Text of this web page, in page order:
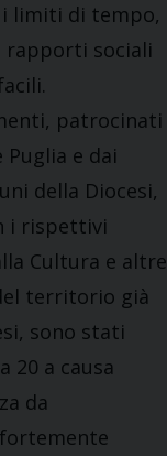
limiti di tempo,
rapporti sociali
patrocinati
Puglia e dai
della Diocesi,
i rispettivi
Cultura e altre
territorio già
sono stati
20 a causa
da